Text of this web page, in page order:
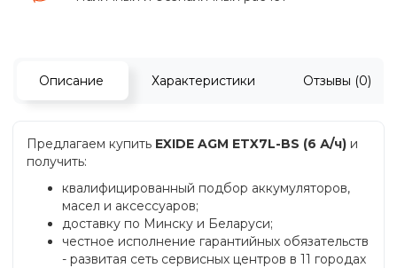
Описание Характеристики Отзывы (0)
Предлагаем купить EXIDE AGM ETX7L-BS (6 А/ч) и
получить:
квалифицированный подбор аккумуляторов,
масел и аксессуаров;
доставку по Минску и Беларуси;
честное исполнение гарантийных обязательств
- развитая сеть сервисных центров в 11 городах